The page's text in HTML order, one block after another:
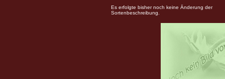
Es erfolgte bisher noch keine Änderung der
Sortenbeschreibung.